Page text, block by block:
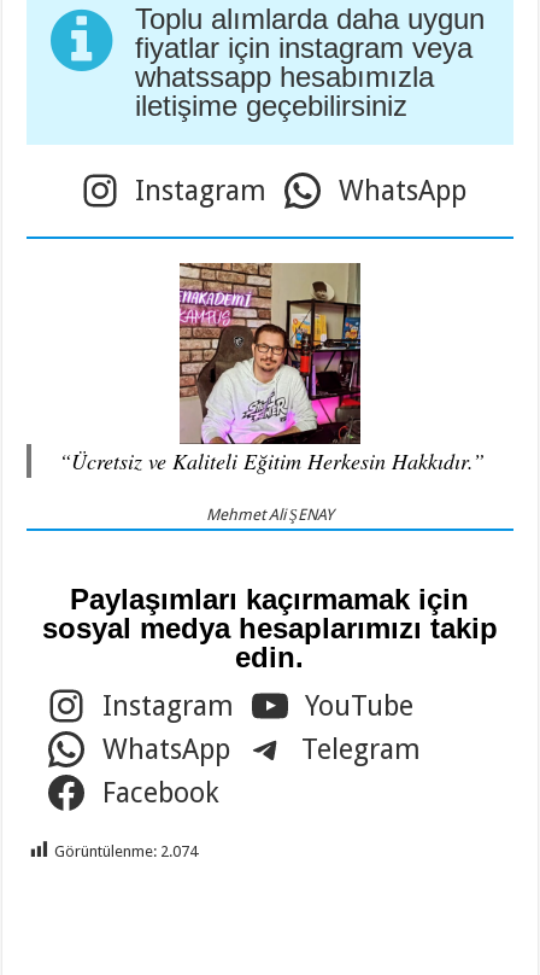
Toplu alımlarda daha uygun
fiyatlar için instagram veya
whatssapp hesabımızla
iletişime geçebilirsiniz
Instagram WhatsApp
“Ücretsiz ve Kaliteli Eğitim Herkesin Hakkıdır.”
Mehmet Ali ŞENAY
Paylaşımları kaçırmamak için
sosyal medya hesaplarımızı takip
edin.
Instagram
YouTube
WhatsApp
Telegram
Facebook
Görüntülenme: 2.074